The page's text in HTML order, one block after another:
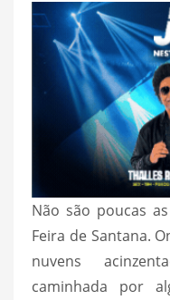
Não são poucas
Feira de Santana.
nuvens
caminhada por